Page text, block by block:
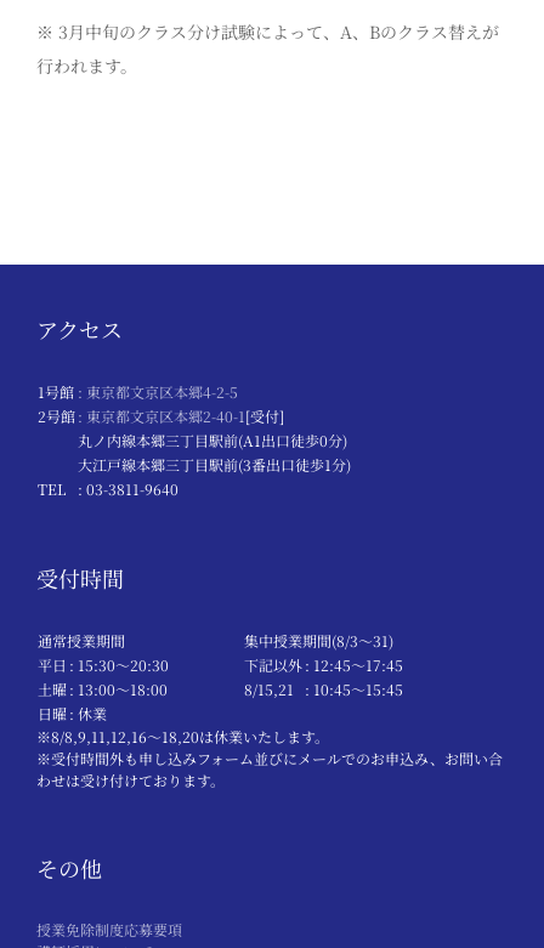
※ 3月中旬のクラス分け試験によって、A、Bのクラス替えが
行われます。
アクセス
1号館 : 東京都文京区本郷4-2-5
2号館: 東京都文京区本郷2-40-1[受付]
丸ノ内線本郷三丁目駅前(A1出口徒歩0分)
大江戸線本郷三丁目駅前(3番出口徒歩1分)
TEL
: 03-3811-9640
受付時間
通常授業期間
集中授業期間(8/3～31)
平日 : 15:30〜20:30 下記以外: 12:45〜17:45
土曜: 13:00〜18:00 8/15,21
: 10:45〜15:45
日曜: 休業
※8/8,9,11,12,16～18,20は休業いたします。
※受付時間外も申し込みフォーム並びにメールでのお申込み、お問い合
わせは受け付けております。
その他
授業免除制度応募要項